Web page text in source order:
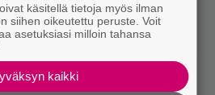
käsitellä tietoja myös ilman
siihen oikeutettu peruste. Voit
asetuksiasi milloin tahansa
kaikki